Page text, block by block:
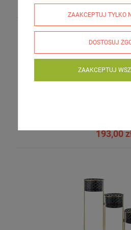
279,00
193,00
ZAAKCEPTUJ TYLKO
DOSTOSUJ
ZAAKCEPTUJ